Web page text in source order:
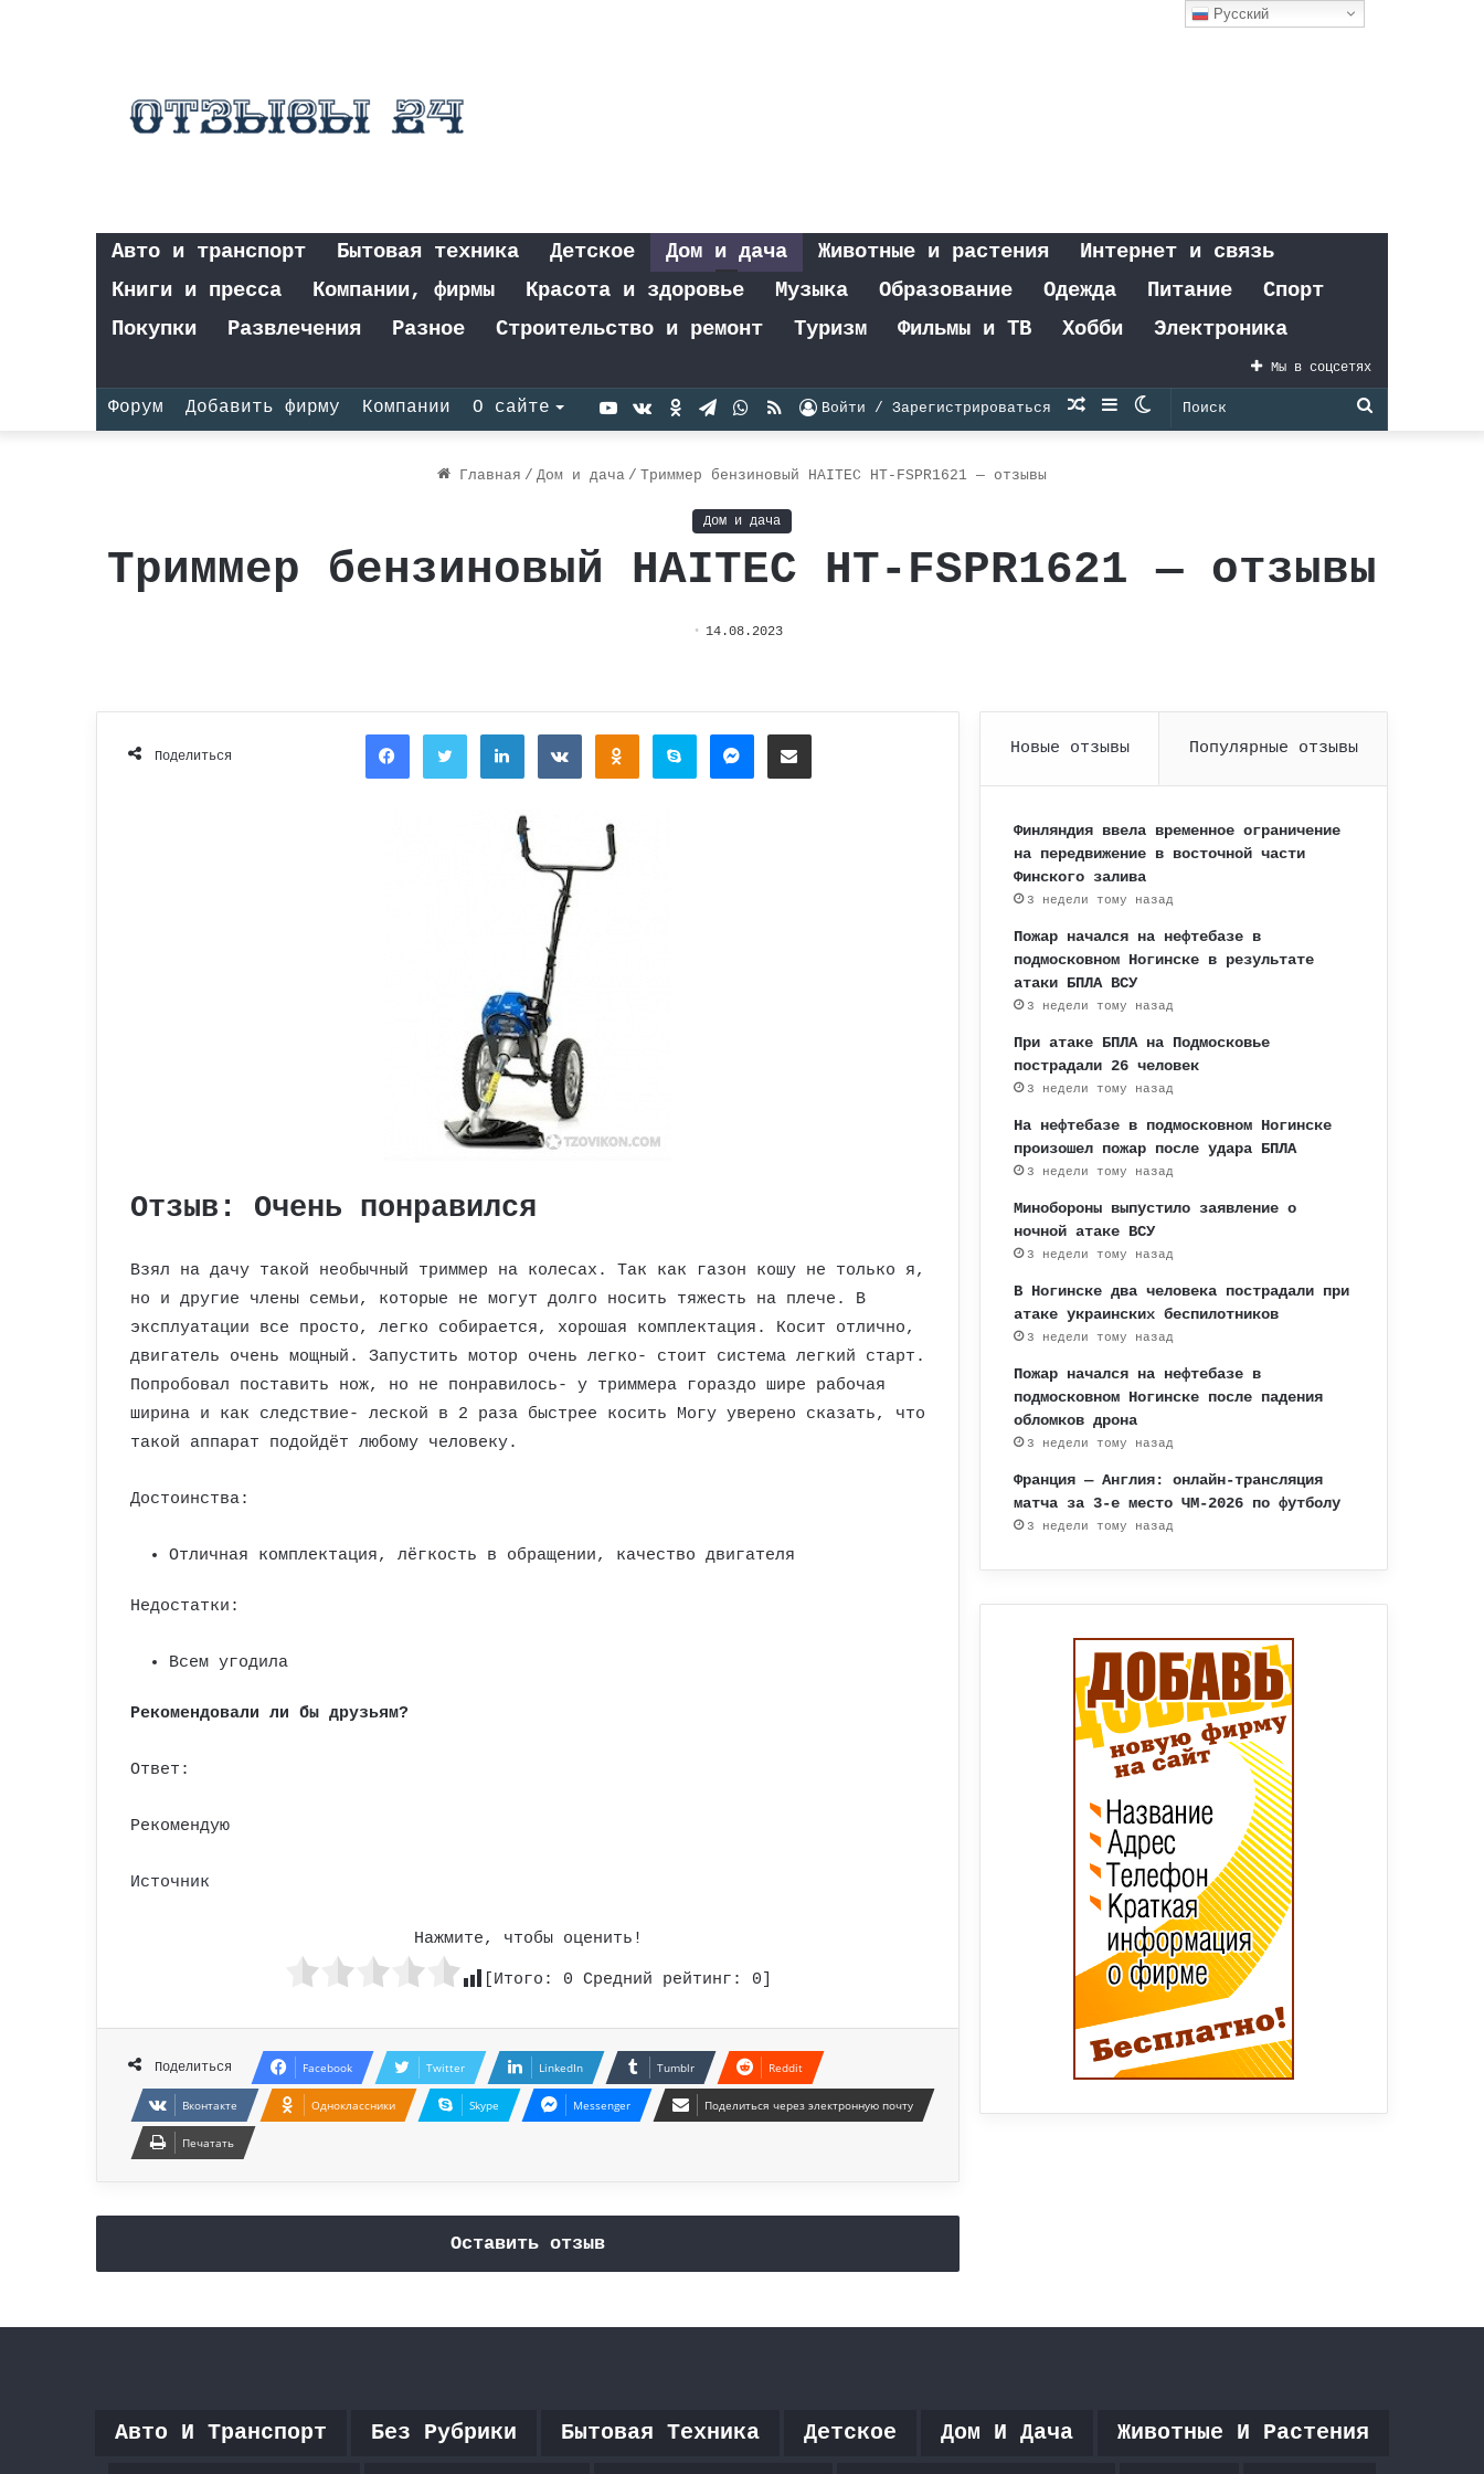
Авто и транспорт Бытовая техника Детское Дом и дача Животные и растения
Интернет и связь
Книги и пресса
Компании, фирмы Красота и здоровье Музыка Образование Одежда Питание
Спорт
Покупки
Развлечения Разное Строительство и ремонт Туризм Фильмы и ТВ Хобби Электроника
Мы в соцсетях
Форум Добавить фирму Компании О сайте Поиск
Switch
Sidebar
Случайная
Войти / Зарегистрироваться
RSS
WhatsApp
Telegram
Одноклассники
vk.com
YouTube
Главная / Дом и дача / Триммер бензиновый HAITEC HT-FSPR1621 — отзывы
Дом и дача
Триммер бензиновый HAITEC HT-FSPR1621 — отзывы
14.08.2023
Поделиться
FacebookTwitterLinkedInВконтактеОдноклассники
Skype MessengerПоделиться через электронную почту
Отзыв: Очень понравился
Взял на дачу такой необычный триммер на колесах. Так как газон кошу не только я,
но и другие члены семьи, которые не могут долго носить тяжесть на плече. В
эксплуатации все просто, легко собирается, хорошая комплектация. Косит отлично,
двигатель очень мощный. Запустить мотор очень легко- стоит система легкий старт.
Попробовал поставить нож, но не понравилось- у триммера гораздо шире рабочая
ширина и как следствие- леской в 2 раза быстрее косить Могу уверено сказать, что
такой аппарат подойдёт любому человеку.
Достоинства:
Отличная комплектация, лёгкость в обращении, качество двигателя
Недостатки:
Всем угодила
Рекомендовали ли бы друзьям?
Ответ:
Рекомендую
Источник
Нажмите, чтобы оценить!
[Итого: 0 Средний рейтинг: 0
Поделиться Facebook Twitter LinkedIn Tumblr Reddit
Вконтакте Одноклассники Skype Messenger Поделиться через электронную почту
Печатать
Оставить отзыв
Новые отзывы Популярные отзывы
Финляндия ввела временное ограничение
на передвижение в восточной части
Финского залива
3 недели тому назад
Пожар начался на нефтебазе в
подмосковном Ногинске в результате
атаки БПЛА ВСУ
3 недели тому назад
При атаке БПЛА на Подмосковье
пострадали 26 человек
3 недели тому назад
На нефтебазе в подмосковном Ногинске
произошел пожар после удара БПЛА
3 недели тому назад
Минобороны выпустило заявление о
ночной атаке ВСУ
3 недели тому назад
В Ногинске два человека пострадали при
атаке украинских беспилотников
3 недели тому назад
Пожар начался на нефтебазе в
подмосковном Ногинске после падения
обломков дрона
3 недели тому назад
Франция — Англия: онлайн-трансляция
матча за 3-е место ЧМ-2026 по футболу
3 недели тому назад
Авто И Транспорт Без Рубрики Бытовая Техника Детское Дом И Дача Животные И Растения
Русский